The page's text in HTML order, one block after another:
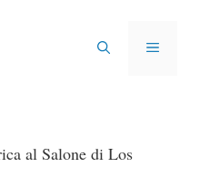
MENU
al Salone di Los